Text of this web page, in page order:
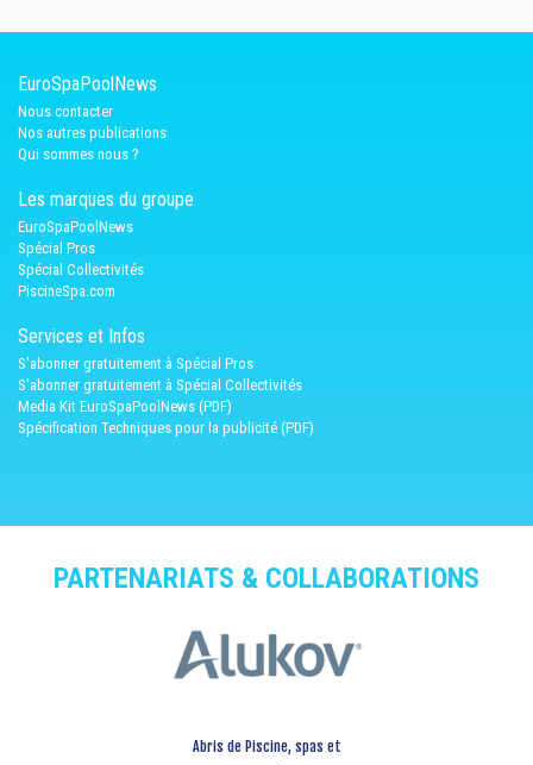
EuroSpaPoolNews
Nous contacter
Nos autres publications
Qui sommes nous ?
Les marques du groupe
EuroSpaPoolNews
Spécial Pros
Spécial Collectivités
PiscineSpa.com
Services et Infos
S'abonner gratuitement à Spécial Pros
S'abonner gratuitement à Spécial Collectivités
Media Kit EuroSpaPoolNews (PDF)
Spécification Techniques pour la publicité (PDF)
PARTENARIATS & COLLABORATIONS
Abris de Piscine, spas et